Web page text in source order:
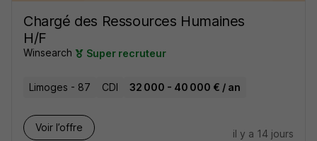
Chargé des Ressources Humaines
H/F
Winsearch Super recruteur
Limoges - 87 CDI 32 000 - 40 000 € / an
Voir l’offre
il y a 14 jours